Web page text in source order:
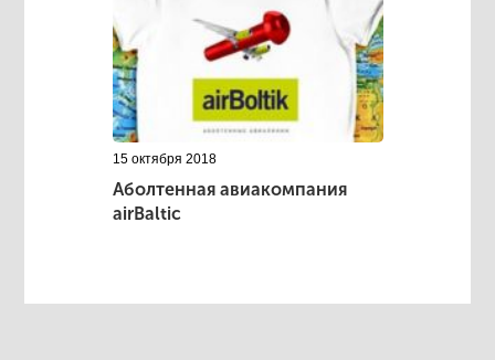
15 октября 2018
Аболтенная авиакомпания
airBaltic